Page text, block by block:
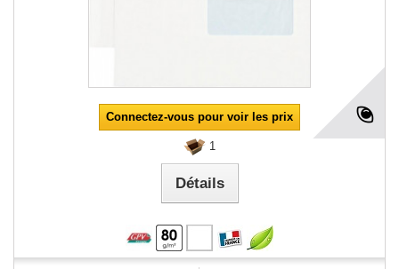
Connectez-vous pour voir les prix
1
Détails